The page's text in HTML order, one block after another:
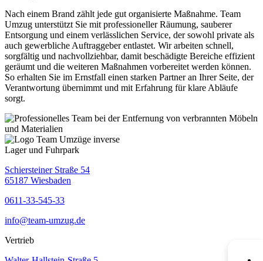
Nach einem Brand zählt jede gut organisierte Maßnahme. Team
Umzug unterstützt Sie mit professioneller Räumung, sauberer
Entsorgung und einem verlässlichen Service, der sowohl private als
auch gewerbliche Auftraggeber entlastet. Wir arbeiten schnell,
sorgfältig und nachvollziehbar, damit beschädigte Bereiche effizient
geräumt und die weiteren Maßnahmen vorbereitet werden können.
So erhalten Sie im Ernstfall einen starken Partner an Ihrer Seite, der
Verantwortung übernimmt und mit Erfahrung für klare Abläufe
sorgt.
Lager und Fuhrpark
Schiersteiner Straße 54
65187 Wiesbaden
0611-33-545-33
info@team-umzug.de
Vertrieb